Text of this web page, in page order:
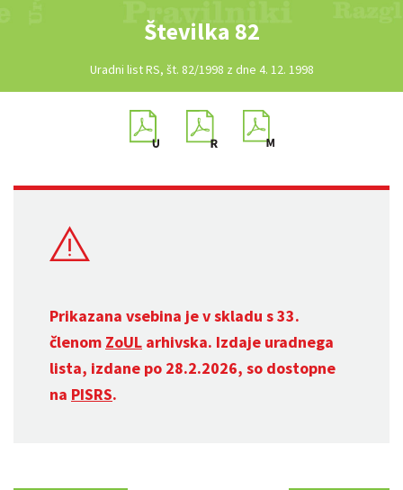
Številka 82
Uradni list RS, št. 82/1998 z dne 4. 12. 1998
Prikazana vsebina je v skladu s 33.
členom ZoUL arhivska. Izdaje uradnega
lista, izdane po 28.2.2026, so dostopne
na PISRS.